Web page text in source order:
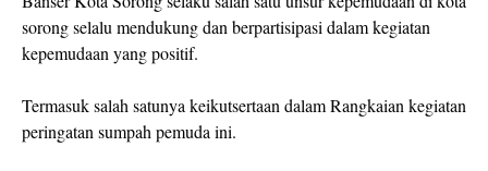
sorong selalu mendukung dan berpartisipasi dalam kegiatan
kepemudaan yang positif.
Termasuk salah satunya keikutsertaan dalam Rangkaian kegiatan
peringatan sumpah pemuda ini.